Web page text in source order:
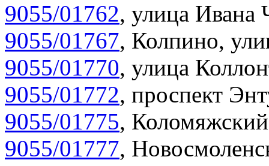
9055/01762, улица Ивана
9055/01767, Колпино,
9055/01770, улица
9055/01772, проспект
9055/01775,
9055/01777,